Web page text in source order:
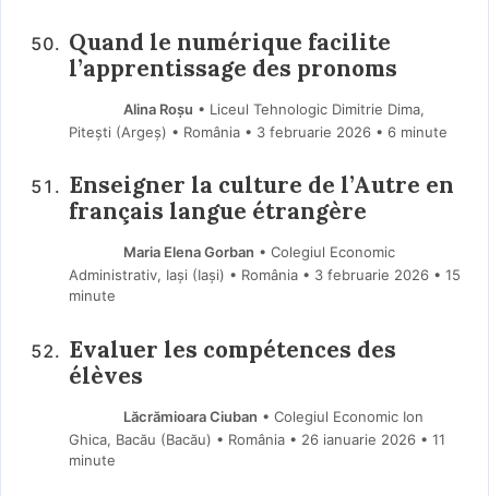
Quand le numérique facilite
l’apprentissage des pronoms
Alina Roșu • Liceul Tehnologic Dimitrie Dima,
Pitești (Argeş) • România
3 februarie 2026 • 6 minute
Enseigner la culture de l’Autre en
français langue étrangère
Maria Elena Gorban • Colegiul Economic
Administrativ, Iași (Iaşi) • România
3 februarie 2026 • 15
minute
Evaluer les compétences des
élèves
Lăcrămioara Ciuban • Colegiul Economic Ion
Ghica, Bacău (Bacău) • România
26 ianuarie 2026 • 11
minute